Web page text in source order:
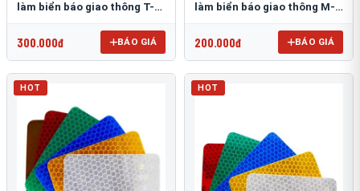
làm biển báo giao thông T-
300.000đ BÁO GIÁ
làm biển báo giao thông M-
200.000đ BÁO GIÁ
HOT HOT